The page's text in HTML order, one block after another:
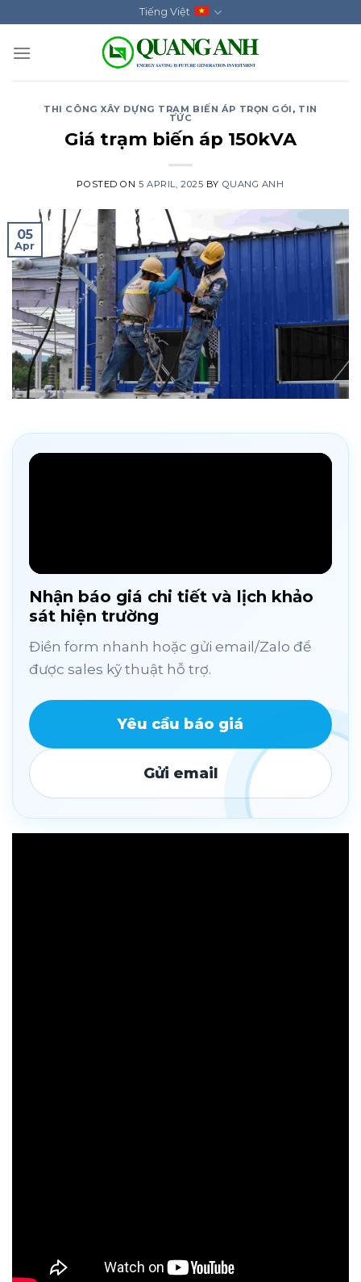
to
content
Tiếng Việt
THI CÔNG XÂY DỰNG TRẠM BIẾN ÁP TRỌN GÓI , TIN
TỨC
Giá trạm biến áp 150kVA
POSTED ON5 APRIL, 2025 BY QUANG ANH
05
Apr
Nhận báo giá chi tiết và lịch khảo
sát hiện trường
Điền form nhanh hoặc gửi email/Zalo để
được sales kỹ thuật hỗ trợ.
Yêu cầu báo giá
Gửi email